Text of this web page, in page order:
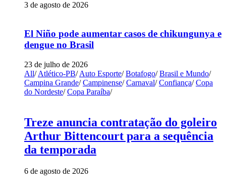
3 de agosto de 2026
El Niño pode aumentar casos de chikungunya e
dengue no Brasil
23 de julho de 2026
All/ Atlético-PB/ Auto Esporte/ Botafogo/ Brasil e Mundo/
Campina Grande/ Campinense/ Carnaval/ Confiança/ Copa
do Nordeste/ Copa Paraíba/
Treze anuncia contratação do goleiro
Arthur Bittencourt para a sequência
da temporada
6 de agosto de 2026